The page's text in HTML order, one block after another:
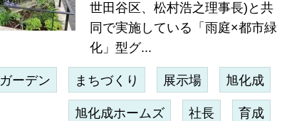
世田谷区、松村浩之理事長)と共
同で実施している「雨庭×都市緑
化」型グ...
ガーデン まちづくり 展示場 旭化成
旭化成ホームズ 社長 育成